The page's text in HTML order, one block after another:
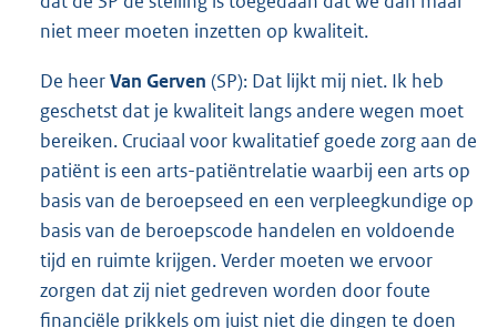
niet meer moeten inzetten op kwaliteit.
De heerVan Gerven (SP): Dat lijkt mij niet. Ik heb
geschetst dat je kwaliteit langs andere wegen moet
bereiken. Cruciaal voor kwalitatief goede zorg aan de
patiënt is een arts-patiëntrelatie waarbij een arts op
basis van de beroepseed en een verpleegkundige op
basis van de beroepscode handelen en voldoende
tijd en ruimte krijgen. Verder moeten we ervoor
zorgen dat zij niet gedreven worden door foute
financiële prikkels om juist niet die dingen te doen